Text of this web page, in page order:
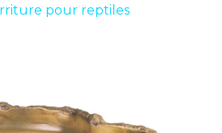
pour reptiles